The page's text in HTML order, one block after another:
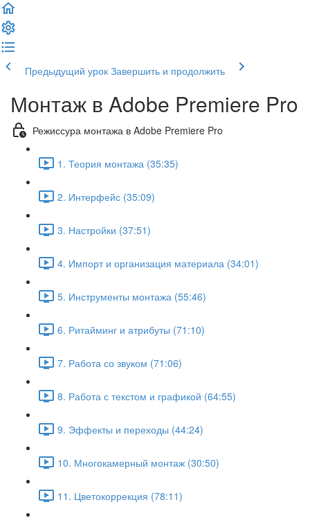
Предыдущий урок Завершить и продолжить
Монтаж в Adobe Premiere Pro
Режиссура монтажа в Adobe Premiere Pro
1. Теория монтажа (35:35)
2. Интерфейс (35:09)
3. Настройки (37:51)
4. Импорт и организация материала (34:01)
5. Инструменты монтажа (55:46)
6. Ритайминг и атрибуты (71:10)
7. Работа со звуком (71:06)
8. Работа с текстом и графикой (64:55)
9. Эффекты и переходы (44:24)
10. Многокамерный монтаж (30:50)
11. Цветокоррекция (78:11)